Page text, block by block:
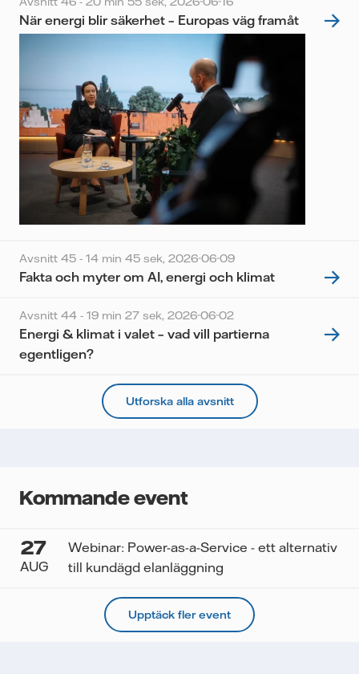
När energi blir säkerhet – Europas väg framåt
Avsnitt 45 - 14 min 45 sek, 2026-06-09
Fakta och myter om AI, energi och klimat
Avsnitt 44 - 19 min 27 sek, 2026-06-02
Energi & klimat i valet – vad vill partierna
egentligen?
Utforska alla avsnitt
Kommande event
27
AUG
Webinar: Power-as-a-Service - ett alternativ
till kundägd elanläggning
Upptäck fler event